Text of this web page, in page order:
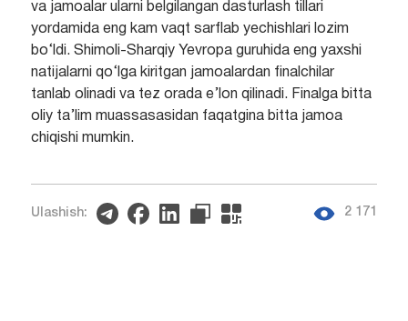
va jamoalar ularni belgilangan dasturlash tillari
yordamida eng kam vaqt sarflab yechishlari lozim
bo‘ldi. Shimoli-Sharqiy Yevropa guruhida eng yaxshi
natijalarni qo‘lga kiritgan jamoalardan finalchilar
tanlab olinadi va tez orada e’lon qilinadi. Finalga bitta
oliy ta’lim muassasasidan faqatgina bitta jamoa
chiqishi mumkin.
Ulashish: 2 171